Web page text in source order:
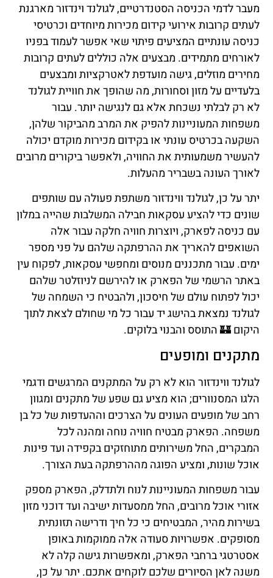
מעבר לדמי הכניסה הסטנדרטיים, לגולנד וינדזור מארגנת
לעתים קרובות אירועי קידום מכירות מיוחדים וכרטיסי
כניסה עונתיים המציעים פיתוי שאי אפשר לעמוד בפניו
לאורחים מתמידים. מבצעים אלה כוללים לעתים קרובות
מחירים מוזלים, גישה מועדפת לאטרקציות ומבצעים
בלעדיים על מזון וסחורות, מה שהופך את חוויית לגולנד
לא רק לבלתי נשכחת אלא גם לנגישה יותר. עבור
משפחות המעוניינות להפיק את המרב מהביקור שלהן,
השקעה בכרטיס עונתי או בקידום מכירות מוקדם יכולה
להעשיר משמעותית את החוויה, ולאפשר ביקורים מרובים
לאורך העונה בשבריר מהעלות.
יתר על כן, לגולנד ווינדזור משתפת פעולה עם שותפים
שונים כדי להציע עסקאות חבילה המשלבות שהייה במלון
עם כניסה לפארק, ויוצרות חוויה חלקה עבור אלה
השואפים להאריך את ההרפתקה שלהם על פני מספר
ימים. עבור מתכננים מנוסים ומחפשי עסקאות, לפקוח עין
באתר הרשמי של הפארק או להירשם לניוזלטר שלהם
יכול לפתוח עולם של חיסכון, ולהבטיח כי השמחה של
לגולנד נמצאת בהישג יד עבור כל מי שחולם לצאת לתוך
היקום 🏰 התוסס והבנוי בלוקים.
מתקנים ומופעים
לגולנד ווינדזור הוא לא רק על המתקנים המרגשים ודגמי
הלגו המסנוורים; הוא מציע גם שפע של מתקנים ומגוון
רחב של מופעים העונים על הצרכים וההעדפות של כל בן
משפחה. הפארק מבטיח חוויה נוחה ומהנה לכל
המבקרים, החל משירותים מתוחזקים בקפידה ועד פינות
אוכל שונות, ומציע הפוגה מההרפתקה בעת הצורך.
עבור משפחות המעוניינות לנוח ולתדלק, הפארק מספק
אזורי אוכל מרובים, החל ממסעדות ישיבה ועד דוכני מזון
בשירות מהיר, המבטיחים כי כל חיך ודרישה תזונתית
מסופקים. אפשרויות סעודה אלה ממוקמות באופן
אסטרטגי ברחבי הפארק, ומאפשרות גישה קלה לא
משנה לאן הסיורים שלכם לוקחים אתכם. יתר על כן,